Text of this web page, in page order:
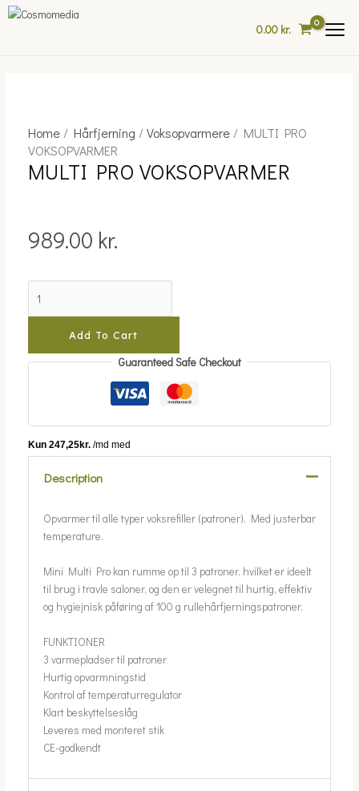
Skip
0.00 kr.
Home/ Hårfjerning /Voksopvarmere/ MULTI PRO
VOKSOPVARMER
MULTI PRO VOKSOPVARMER
989.00 kr.
MULTI
PRO
VOKSOPVARMER
Add To Cart
Guaranteed Safe Checkout
Description
Opvarmer til alle typer voksrefiller (patroner). Med justerbar
temperature.
Mini Multi Pro kan rumme op til 3 patroner, hvilket er ideelt
til brug i travle saloner, og den er velegnet til hurtig, effektiv
og hygiejnisk påføring af 100 g rullehårfjerningspatroner.
FUNKTIONER
3 varmepladser til patroner
Hurtig opvarmningstid
Kontrol af temperaturregulator
Klart beskyttelseslåg
Leveres med monteret stik
CE-godkendt